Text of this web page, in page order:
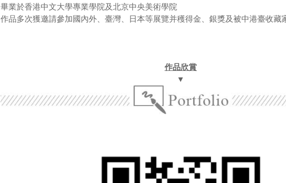
畢業於香港中文大學專業學院及北京中央美術學院
作品多次獲邀請參加國內外、臺灣、日本等展覽并穫得金、銀獎及被中港臺收藏
作品欣賞
▼